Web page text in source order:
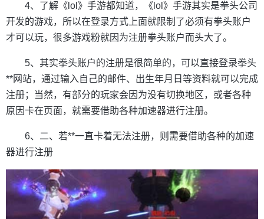
4、了解《lol》手游都知道，《lol》手游其实是拳头公司
开发的游戏，所以在登录方式上面就限制了必须有拳头账户
才可以玩，很多游戏粉就因为注册拳头账户而头大了。
5、其实拳头账户的注册是很简单的，可以直接登录拳头
**网站，通过输入自己的邮件、出生年月日等资料就可以完成
注册；当然，有部分的玩家会因为没有切换地区，或者各种
原因卡在页面，就需要借助各种加速器进行注册。
6、二、若**一直卡着无法注册，则需要借助各种的加速
器进行注册